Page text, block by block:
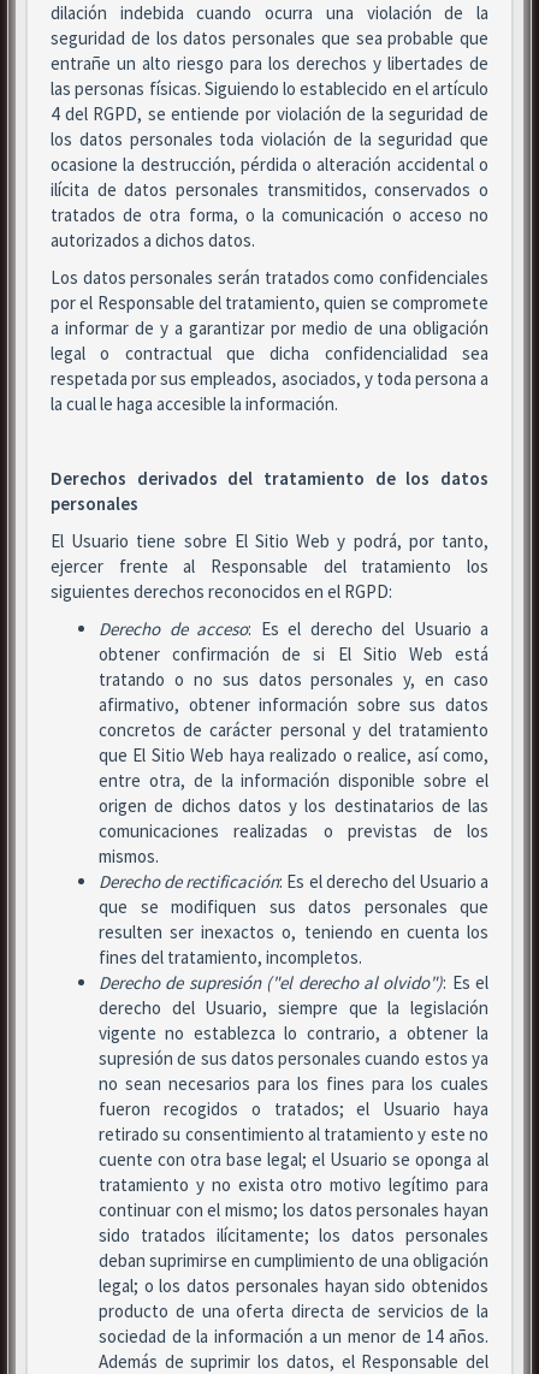
dilación indebida cuando ocurra una violación de la
seguridad de los datos personales que sea probable que
entrañe un alto riesgo para los derechos y libertades de
las personas físicas. Siguiendo lo establecido en el artículo
4 del RGPD, se entiende por violación de la seguridad de
los datos personales toda violación de la seguridad que
ocasione la destrucción, pérdida o alteración accidental o
ilícita de datos personales transmitidos, conservados o
tratados de otra forma, o la comunicación o acceso no
autorizados a dichos datos.
Los datos personales serán tratados como confidenciales
por el Responsable del tratamiento, quien se compromete
a informar de y a garantizar por medio de una obligación
legal o contractual que dicha confidencialidad sea
respetada por sus empleados, asociados, y toda persona a
la cual le haga accesible la información.
Derechos derivados del tratamiento de los datos
personales
El Usuario tiene sobre El Sitio Web y podrá, por tanto,
ejercer frente al Responsable del tratamiento los
siguientes derechos reconocidos en el RGPD:
Derecho de acceso: Es el derecho del Usuario a
obtener confirmación de si El Sitio Web está
tratando o no sus datos personales y, en caso
afirmativo, obtener información sobre sus datos
concretos de carácter personal y del tratamiento
que El Sitio Web haya realizado o realice, así como,
entre otra, de la información disponible sobre el
origen de dichos datos y los destinatarios de las
comunicaciones realizadas o previstas de los
mismos.
Derecho de rectificación: Es el derecho del Usuario a
que se modifiquen sus datos personales que
resulten ser inexactos o, teniendo en cuenta los
fines del tratamiento, incompletos.
Derecho de supresión ("el derecho al olvido"): Es el
derecho del Usuario, siempre que la legislación
vigente no establezca lo contrario, a obtener la
supresión de sus datos personales cuando estos ya
no sean necesarios para los fines para los cuales
fueron recogidos o tratados; el Usuario haya
retirado su consentimiento al tratamiento y este no
cuente con otra base legal; el Usuario se oponga al
tratamiento y no exista otro motivo legítimo para
continuar con el mismo; los datos personales hayan
sido tratados ilícitamente; los datos personales
deban suprimirse en cumplimiento de una obligación
legal; o los datos personales hayan sido obtenidos
producto de una oferta directa de servicios de la
sociedad de la información a un menor de 14 años.
Además de suprimir los datos, el Responsable del